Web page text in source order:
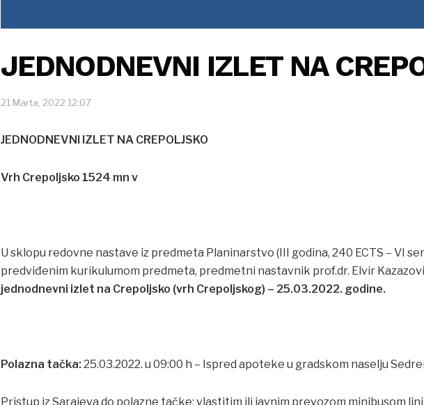
JEDNODNEVNI IZLET NA
21 Marta, 2022 12:07
JEDNODNEVNI IZLET NA CREPOLJSKO
Vrh Crepoljsko 1524 mn v
U sklopu redovne nastave iz predmeta Planinarstvo (III godina, 240 ECTS – VI
predviđenim kurikulumom predmeta, predmetni nastavnik prof.dr. Elvir
jednodnevni izlet na Crepoljsko (vrh Crepoljskog) – 25.03.2022. godine.
Polazna tačka: 25.03.2022. u 09:00 h – Ispred apoteke u gradskom naselju
Pristup iz Sarajeva do polazne tačke: vlastitim ili javnim prevozom minibusom